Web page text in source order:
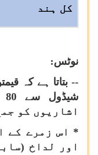
کل ہند
نوٹس:
-- بتاتا ہے کہ
اشاریوں کو
* اس زمرے کے
اور لداخ